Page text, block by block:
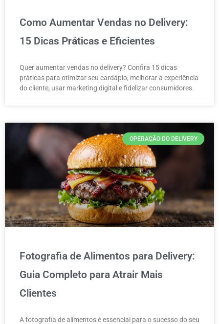
Como Aumentar Vendas no Delivery:
15 Dicas Práticas e Eficientes
Quer aumentar vendas no delivery? Confira 15 dicas
práticas para otimizar seu cardápio, melhorar a experiência
do cliente, usar marketing digital e fidelizar consumidores.
OPERAÇÃO DO DELIVERY
Fotografia de Alimentos para Delivery:
Guia Completo para Atrair Mais
Clientes
A fotografia de alimentos é essencial para o sucesso do seu